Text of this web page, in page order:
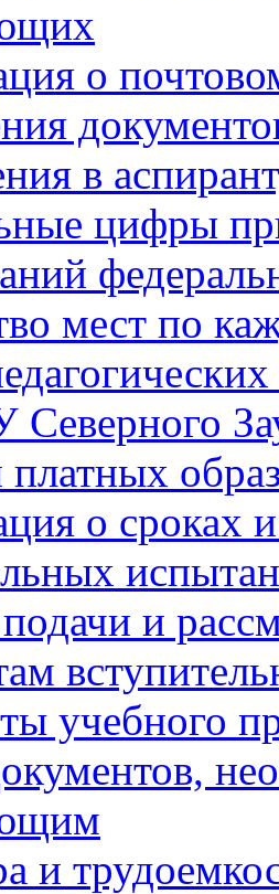
о
в
цифры
мест по
платных
о сроках
и
учебного
и